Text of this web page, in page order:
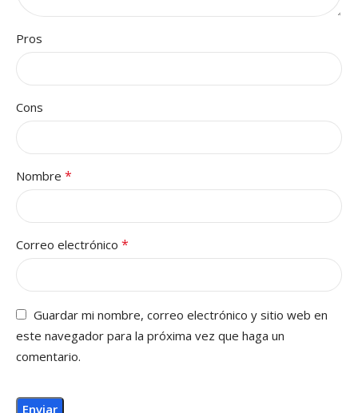
Pros
Cons
Nombre *
Correo electrónico *
Guardar mi nombre, correo electrónico y sitio web en
este navegador para la próxima vez que haga un
comentario.